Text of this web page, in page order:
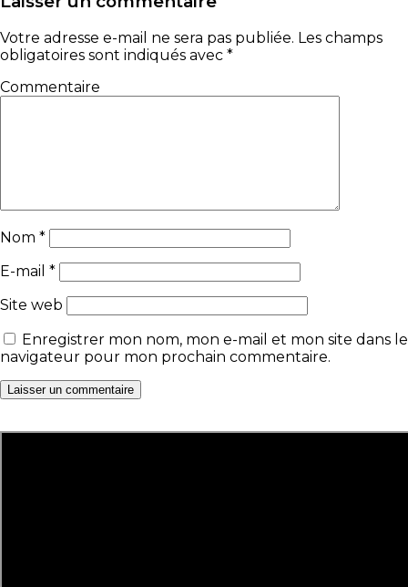
Votre adresse e-mail ne sera pas publiée. Les champs
obligatoires sont indiqués avec *
Commentaire
Nom *
E-mail *
Site web
Enregistrer mon nom, mon e-mail et mon site dans le
navigateur pour mon prochain commentaire.